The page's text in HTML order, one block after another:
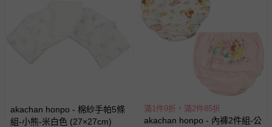
akachan honpo - 棉紗手帕5條
組-小熊-米白色 (27×27cm)
滿1件9折，滿2件85折
akachan honpo - 內褲2件組-公